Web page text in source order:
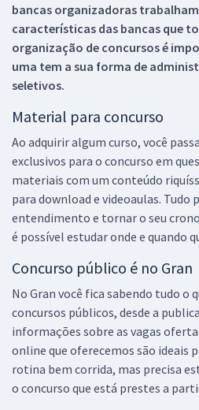
bancas organizadoras
características das bancas que
organização de concursos é
uma tem a sua forma de
seletivos.
Material para concurso
Ao adquirir algum curso, você
exclusivos para o concurso em
materiais com um conteúdo
para download e videoaulas. Tudo
entendimento e tornar o seu
é possível estudar onde e quando
Concurso público é no Gran
No Gran você fica sabendo tudo o
concursos públicos, desde a
informações sobre as vagas
online que oferecemos são ideais
rotina bem corrida, mas precisa
o concurso que está prestes a